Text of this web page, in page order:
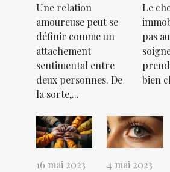
Une relation
amoureuse peut se
définir comme un
attachement
sentimental entre
deux personnes. De
la sorte,...
Le
pas
bien
16 mai 2023
4 mai 2023